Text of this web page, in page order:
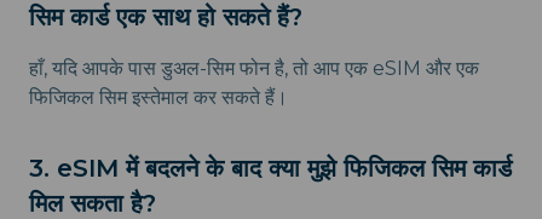
सिम कार्ड एक साथ हो सकते हैं?
हाँ, यदि आपके पास डुअल-सिम फोन है, तो आप एक eSIM और एक
फिजिकल सिम इस्तेमाल कर सकते हैं।
3. eSIM में बदलने के बाद क्या मुझे फिजिकल सिम कार्ड
मिल सकता है?